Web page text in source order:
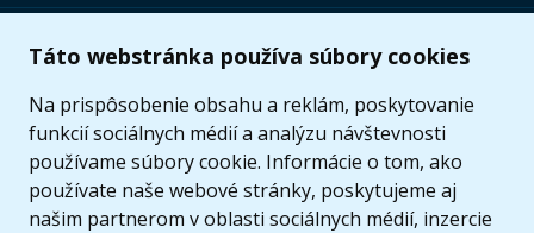
Táto webstránka používa súbory cookies
Na prispôsobenie obsahu a reklám, poskytovanie
funkcií sociálnych médií a analýzu návštevnosti
používame súbory cookie. Informácie o tom, ako
používate naše webové stránky, poskytujeme aj
našim partnerom v oblasti sociálnych médií, inzercie